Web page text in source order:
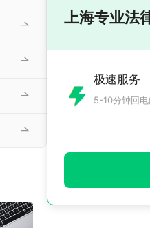
上海专业法
极速服务
5-10分钟回